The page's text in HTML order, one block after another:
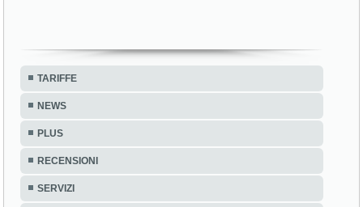
TARIFFE
NEWS
PLUS
RECENSIONI
SERVIZI